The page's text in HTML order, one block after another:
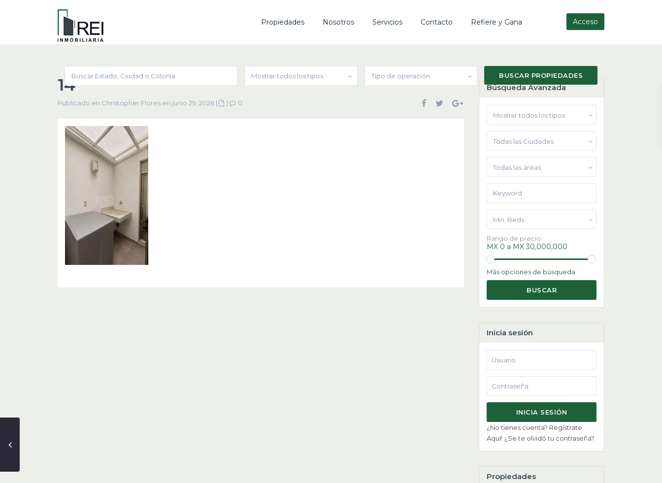
Acceso
Propiedades Nosotros Servicios Contacto Refiere y Gana
Mostrar todos los tipos Tipo de operación
14
Publicado en Christopher Flores en junio 29, 2026 | | 0
Búsqueda Avanzada
Mostrar todos los tipos
Todas las Ciudades
Todas las áreas
Min. Beds
Rango de precio:
MX 0 a MX 30,000,000
Más opciones de búsqueda
BUSCAR
Inicia sesión
INICIA SESIÓN
¿No tienes cuenta? Regístrate
Aquí! ¿Se te olvidó tu contraseña?
Propiedades